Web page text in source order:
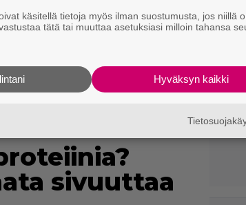
sivuuttaa
käsitellä tietoja myös ilman suostumusta, jos niillä
tätä tai muuttaa asetuksiasi milloin tahansa
Hyväksyn kaikki